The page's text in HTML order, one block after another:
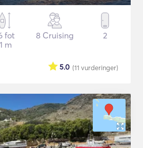
fot
m
8 Cruising 2
(11 vurderinger)
5.0